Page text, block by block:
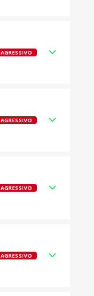
AGRESSIVO
AGRESSIVO
AGRESSIVO
AGRESSIVO